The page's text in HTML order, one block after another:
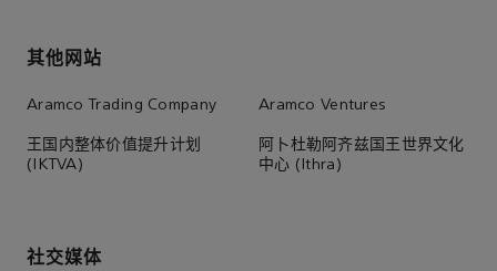
其他网站
Aramco Trading Company Aramco Ventures
王国内整体价值提升计划
(IKTVA)
阿卜杜勒阿齐兹国王世界文化
中心 (Ithra)
社交媒体